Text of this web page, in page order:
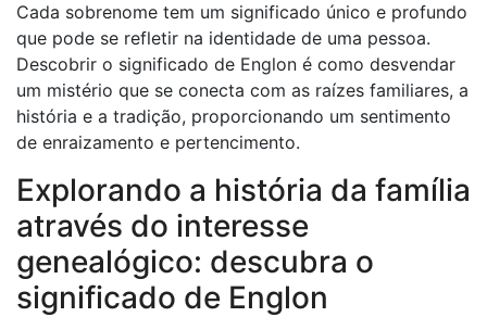
Cada sobrenome tem um significado único e profundo
que pode se refletir na identidade de uma pessoa.
Descobrir o significado de Englon é como desvendar
um mistério que se conecta com as raízes familiares, a
história e a tradição, proporcionando um sentimento
de enraizamento e pertencimento.
Explorando a história da família
através do interesse
genealógico: descubra o
significado de Englon